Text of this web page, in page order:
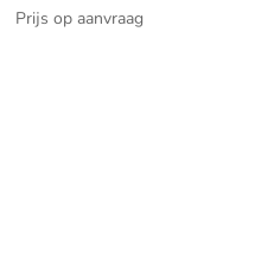
Prijs op aanvraag